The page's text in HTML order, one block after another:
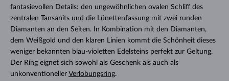
fantasievollen Details: den ungewöhnlichen ovalen Schliff des
zentralen Tansanits und die Lünettenfassung mit zwei runden
Diamanten an den Seiten. In Kombination mit den Diamanten,
dem Weißgold und den klaren Linien kommt die Schönheit dieses
weniger bekannten blau-violetten Edelsteins perfekt zur Geltung.
Der Ring eignet sich sowohl als Geschenk als auch als
unkonventioneller Verlobungsring.